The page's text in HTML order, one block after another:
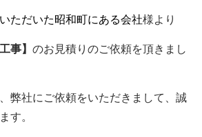
ただいた昭和町にある会社様より
事】 のお見積りのご依頼を頂きまし
弊社にご依頼をいただきまして、誠
す。